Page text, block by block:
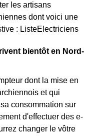
les artisans
dont voici une
: ListeElectriciens
bientôt en Nord-
dont la mise en
et qui
consommation sur
d'effectuer des e-
changer le vôtre